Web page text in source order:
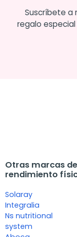
Suscríbete a
regalo
Otras marcas
rendimiento
Solaray
Integralia
Ns nutritional
system